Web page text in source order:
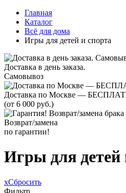
Главная
Каталог
Всё для дома
Игры для детей и спорта
Доставка в день заказа.
Самовывоз
Доставка по Москве —
(от 6 000 руб.)
Возврат/замена
по гарантии!
Игры для детей
xСбросить
Фильтр